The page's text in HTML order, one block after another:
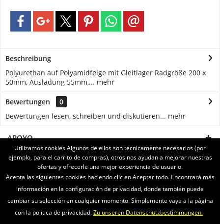
Beschreibung
Polyurethan auf Polyamidfelge mit Gleitlager Radgröße 200 x
50mm, Ausladung 55mm,... mehr
Bewertungen
0
Bewertungen lesen, schreiben und diskutieren... mehr
APOYO
SERVICE
INFORMATIONEN
ENVIAMOS CON
Utilizamos cookies Algunos de ellos son técnicamente necesarios (por
ejemplo, para el carrito de compras), otros nos ayudan a mejorar nuestras
ofertas y ofrecerle una mejor experiencia de usuario.
Acepta las siguientes cookies haciendo clic en Aceptar todo. Encontrará más
información en la configuración de privacidad, donde también puede
cambiar su selección en cualquier momento. Simplemente vaya a la página
con la política de privacidad.Zu unseren Datenschutzbestimmungen.